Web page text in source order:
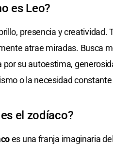
es Leo?
presencia y creatividad.
atrae miradas. Busca
por su autoestima,
o la necesidad
el zodíaco?
es una franja imaginaria